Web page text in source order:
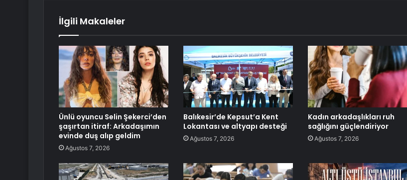
İlgili Makaleler
Ünlü oyuncu Selin Şekerci’den
şaşırtan itiraf: Arkadaşımın
evinde duş alıp geldim
Ağustos 7, 2026
Balıkesir’de Kepsut’a Kent
Lokantası ve altyapı desteği
Ağustos 7, 2026
Kadın arkadaşlıkları ruh
sağlığını güçlendiriyor
Ağustos 7, 2026